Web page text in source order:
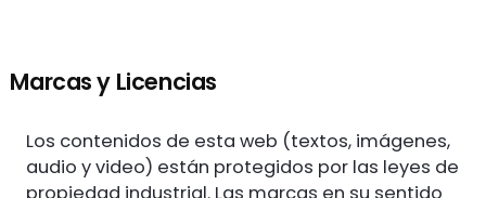
Marcas y Licencias
Los contenidos de esta web (textos, imágenes,
audio y video) están protegidos por las leyes de